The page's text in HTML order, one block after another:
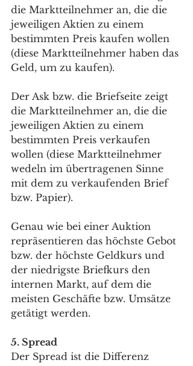
die Marktteilnehmer an, die die
jeweiligen Aktien zu einem
bestimmten Preis kaufen wollen
(diese Marktteilnehmer haben das
Geld, um zu kaufen).
Der Ask bzw. die Briefseite zeigt
die Marktteilnehmer an, die die
jeweiligen Aktien zu einem
bestimmten Preis verkaufen
wollen (diese Marktteilnehmer
wedeln im übertragenen Sinne
mit dem zu verkaufenden Brief
bzw. Papier).
Genau wie bei einer Auktion
repräsentieren das höchste Gebot
bzw. der höchste Geldkurs und
der niedrigste Briefkurs den
internen Markt, auf dem die
meisten Geschäfte bzw. Umsätze
getätigt werden.
5. Spread
Der Spread ist die Differenz